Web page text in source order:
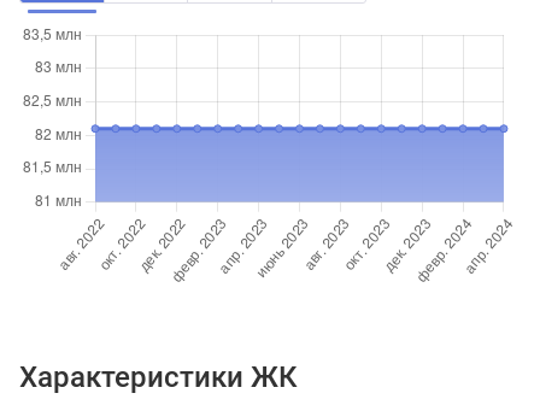
Характеристики ЖК